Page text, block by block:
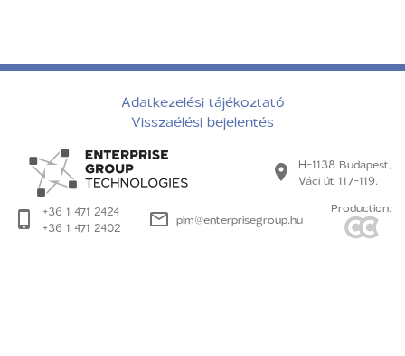
Adatkezelési tájékoztató
Visszaélési bejelentés
H-1138 Budapest,
Váci út 117-119.
+36 1 471 2424
+36 1 471 2402
plm@enterprisegroup.hu
Production: